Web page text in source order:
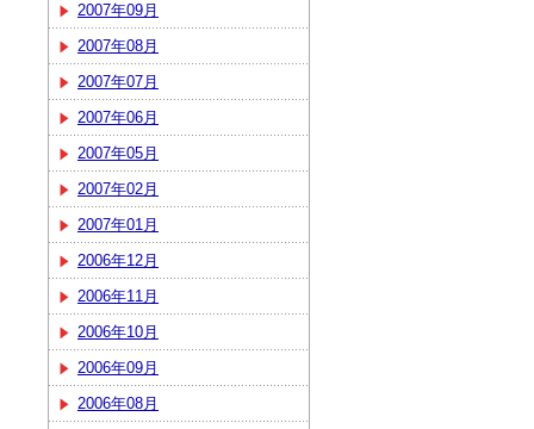
2007年09月
2007年08月
2007年07月
2007年06月
2007年05月
2007年02月
2007年01月
2006年12月
2006年11月
2006年10月
2006年09月
2006年08月